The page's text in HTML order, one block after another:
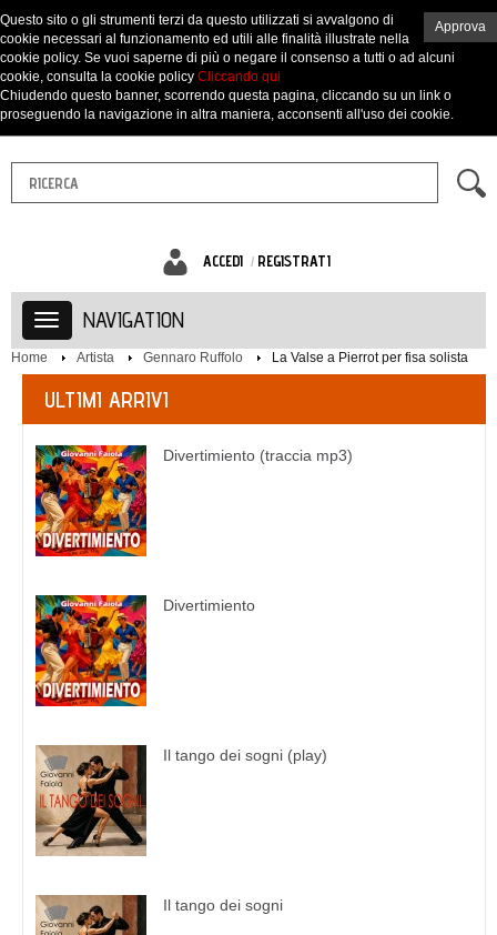
ACCEDI REGISTRATI
NAVIGATION
Home Artista Gennaro Ruffolo La Valse a Pierrot per fisa solista
ULTIMI ARRIVI
Divertimiento (traccia mp3)
Divertimiento
Il tango dei sogni (play)
Il tango dei sogni
Approva
Questo sito o gli strumenti terzi da questo utilizzati si avvalgono di
cookie necessari al funzionamento ed utili alle finalità illustrate nella
cookie policy. Se vuoi saperne di più o negare il consenso a tutti o ad alcuni
cookie, consulta la cookie policy Cliccando qui
Chiudendo questo banner, scorrendo questa pagina, cliccando su un link o
proseguendo la navigazione in altra maniera, acconsenti all'uso dei cookie.